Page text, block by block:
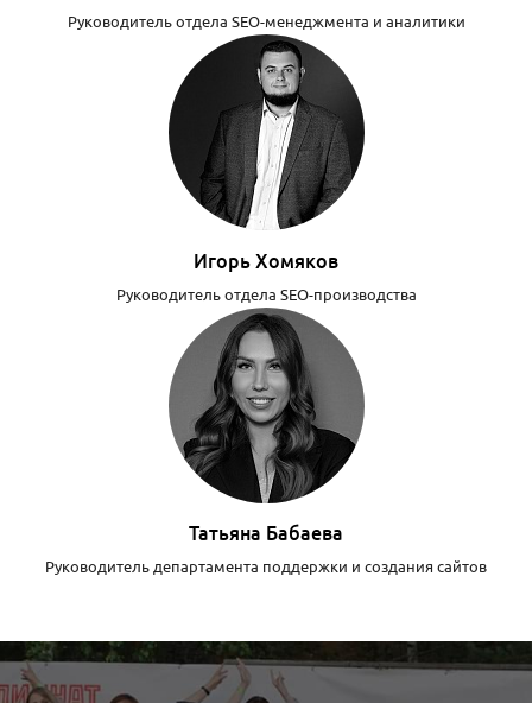
Руководитель отдела SEO-менеджмента и аналитики
Игорь Хомяков
Руководитель отдела SEO-производства
Татьяна Бабаева
Руководитель департамента поддержки и создания сайтов